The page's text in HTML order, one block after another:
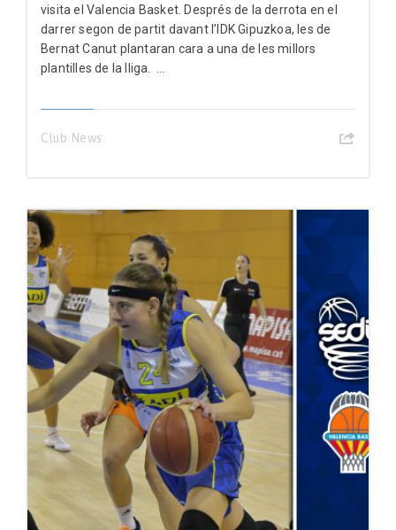
visita el Valencia Basket. Després de la derrota en el
darrer segon de partit davant l’IDK Gipuzkoa, les de
Bernat Canut plantaran cara a una de les millors
plantilles de la lliga. ...
Club News